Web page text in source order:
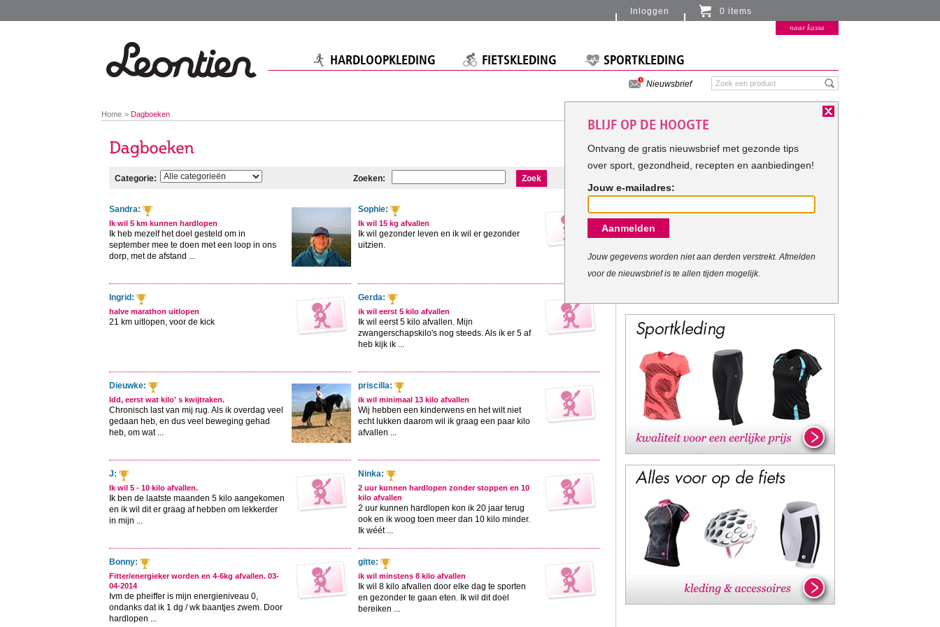
You
are
Home Dagboeken
Categorie: Zoeken: Zoek
Sandra:
Ik wil 5 km kunnen hardlopen
Ik heb mezelf het doel gesteld om in
september mee te doen met een loop in ons
dorp, met de afstand ...
Sophie:
Ik wil 15 kg afvallen
Ik wil gezonder leven en ik wil er gezonder
uitzien.
Ingrid:
halve marathon uitlopen
21 km uitlopen, voor de kick
Gerda:
ik wil eerst 5 kilo afvallen
Ik wil eerst 5 kilo afvallen. Mijn
zwangerschapskilo's nog steeds. Als ik er 5 af
heb kijk ik ...
Dieuwke:
Idd, eerst wat kilo' s kwijtraken.
Chronisch last van mij rug. Als ik overdag veel
gedaan heb, en dus veel beweging gehad
heb, om wat ...
priscilla:
ik wil minimaal 13 kilo afvallen
Wij hebben een kinderwens en het wilt niet
echt lukken daarom wil ik graag een paar kilo
afvallen ...
J:
Ik wil 5 - 10 kilo afvallen.
Ik ben de laatste maanden 5 kilo aangekomen
en ik wil dit er graag af hebben om lekkerder
in mijn ...
Ninka:
2 uur kunnen hardlopen zonder stoppen en 10
kilo afvallen
2 uur kunnen hardlopen kon ik 20 jaar terug
ook en ik woog toen meer dan 10 kilo minder.
Ik wéét ...
Bonny:
Fitter/energieker worden en 4-6kg afvallen. 03-
04-2014
Ivm de pheiffer is mijn energieniveau 0,
ondanks dat ik 1 dg / wk baantjes zwem. Door
hardlopen ...
gitte:
ik wil minstens 8 kilo afvallen
Ik wil 8 kilo afvallen door elke dag te sporten
en gezonder te gaan eten. Ik wil dit doel
bereiken ...
HARDLOOPKLEDING FIETSKLEDING SPORTKLEDING
Nieuwsbrief
Inloggen 0 items
Er zitten momenteel geen artikelen in de
naar kassa
BLIJF OP DE HOOGTE
Ontvang de gratis nieuwsbrief met gezonde tips
over sport, gezondheid, recepten en aanbiedingen!
Jouw e-mailadres:
Aanmelden
Jouw gegevens worden niet aan derden verstrekt. Afmelden
voor de nieuwsbrief is te allen tijden mogelijk.